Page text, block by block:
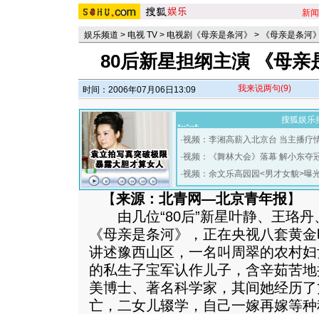
新闻
娱乐频道 > 电视 TV > 电视剧《母亲是条河》 > 《母亲是条河
80后新星担纲主演 《母亲
时间：2006年07月06日13:09 我来说两句(9)
搜狐娱乐
·视频：李湘高薪入北京台 当主播疗
·视频：《舞林大会》落幕 解小东夺
·视频：余文乐高园园<男才女貌>曝
【来源：北青网—北京青年报】
由几位“80后”新星叶静、王珞丹
《母亲是条河》，正在央视八套黄
讲述豫西山区，一名叫周翠的农村
的私生子宝军认作儿子，含辛茹苦
美博士、著名科学家，其间她经历
亡，二女儿辍学，自己一嫁再嫁等